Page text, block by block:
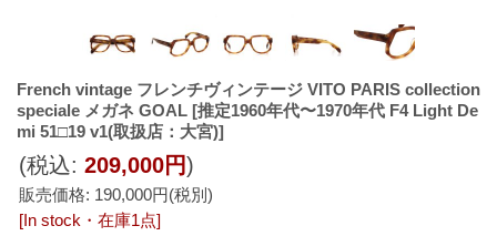
French vintage フレンチヴィンテージ VITO PARIS collection
speciale メガネ GOAL [推定1960年代〜1970年代 F4 Light De
mi 51□19 v1(取扱店：大宮)]
販売価格: 190,000円(税別)
(税込: 209,000円)
[In stock・在庫1点]